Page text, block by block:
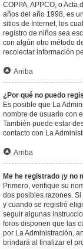
COPPA, APPCO, o
años del año 1998, es
sitios de Internet, los
registro de niños sea
con algún otro método
recolectar información
Arriba
¿Por qué no puedo
Es posible que La
nombre de usuario con
También puede estar
contacto con La
Arriba
Me he registrado ¡y no
Primero, verifique su
dos posibles razones.
y cuando se registró
seguir algunas
foros disponen que las
por La Administración,
brindará al finalizar el